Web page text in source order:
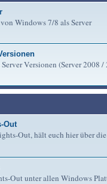
Windows 7/8 als Server
Versionen (Server 2008
Out
Out, hält euch hier über
Out unter allen Windows